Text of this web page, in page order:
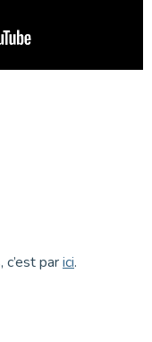
c’est parici.